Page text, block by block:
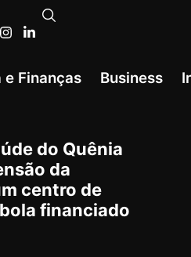
e Finanças Business
do Quênia
da
centro de
financiado